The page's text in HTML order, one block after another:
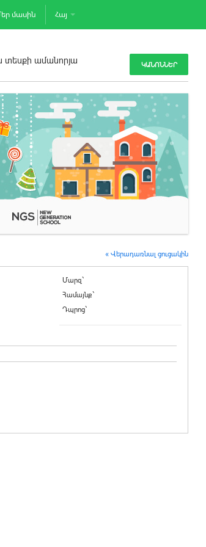
մասին Հայ
տեսքի ամանորյա
ԿԱՆՈՆՆԵՐ
« Վերադառնալ ցուցակին
Մարզ`
Համայնք`
Դպրոց`